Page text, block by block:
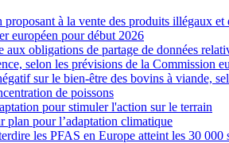
à la vente des produits illégaux et
européen pour début 2026
obligations de partage de données
selon les prévisions de la Commission
sur le bien-être des bovins à viande,
de poissons
pour stimuler l'action sur le terrain
plan pour l’adaptation climatique
les PFAS en Europe atteint les 30 000